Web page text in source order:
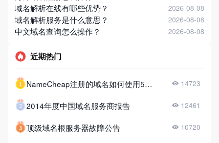
域名解析在线有哪些优势？ 2026-08-08
域名解析服务是什么意思？ 2026-08-08
中文域名查询怎么操作？ 2026-08-08
近期热门
NameCheap注册的域名如何使用51DNS？ 14723
2014年度中国域名服务商报告 12461
顶级域名根服务器故障公告 10720